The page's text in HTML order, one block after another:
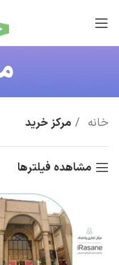
خانه مرکز خريد
مشاهده فیلترها